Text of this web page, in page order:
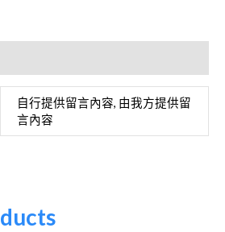
自行提供留言內容, 由我方提供留
言內容